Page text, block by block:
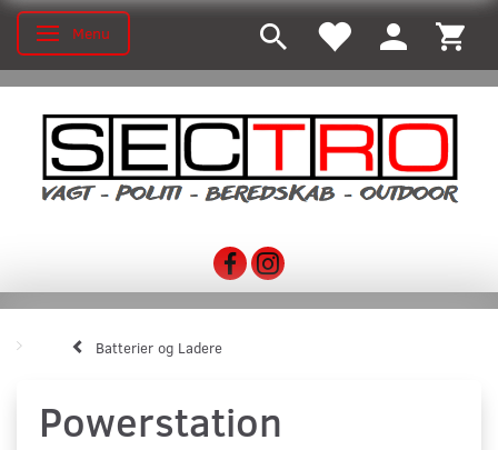
Toggle navigation
Menu
Batterier og Ladere
Powerstation